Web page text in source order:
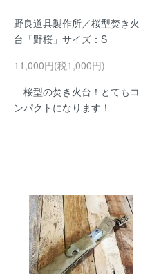
野良道具製作所／桜型焚き火
台「野桜」サイズ：S
11,000円(税1,000円)
桜型の焚き火台！とてもコ
ンパクトになります！